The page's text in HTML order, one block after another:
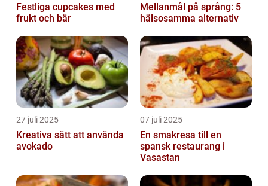
Festliga cupcakes med
frukt och bär
Mellanmål på språng: 5
hälsosamma alternativ
27 juli 2025
Kreativa sätt att använda
avokado
07 juli 2025
En smakresa till en
spansk restaurang i
Vasastan